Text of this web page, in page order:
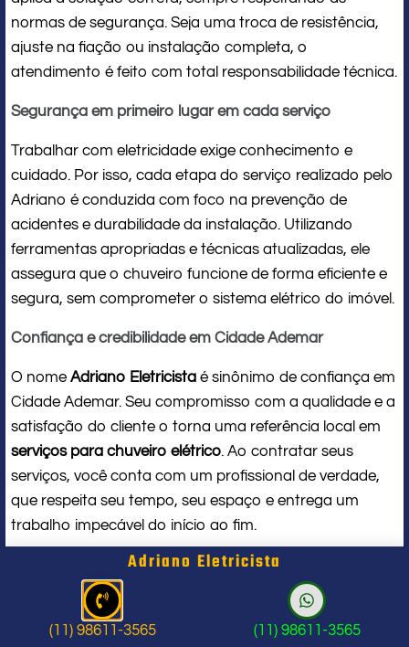
normas de segurança. Seja uma troca de resistência,
ajuste na fiação ou instalação completa, o
atendimento é feito com total responsabilidade técnica.
Segurança em primeiro lugar em cada serviço
Trabalhar com eletricidade exige conhecimento e
cuidado. Por isso, cada etapa do serviço realizado pelo
Adriano é conduzida com foco na prevenção de
acidentes e durabilidade da instalação. Utilizando
ferramentas apropriadas e técnicas atualizadas, ele
assegura que o chuveiro funcione de forma eficiente e
segura, sem comprometer o sistema elétrico do imóvel.
Confiança e credibilidade em Cidade Ademar
O nome Adriano Eletricista é sinônimo de confiança em
Cidade Ademar. Seu compromisso com a qualidade e a
satisfação do cliente o torna uma referência local em
serviços para chuveiro elétrico. Ao contratar seus
serviços, você conta com um profissional de verdade,
que respeita seu tempo, seu espaço e entrega um
trabalho impecável do início ao fim.
Problema com chuveiro: sinais que
indicam a hora de chamar um
profissional
Adriano Eletricista
(11) 98611-3565 (11) 98611-3565